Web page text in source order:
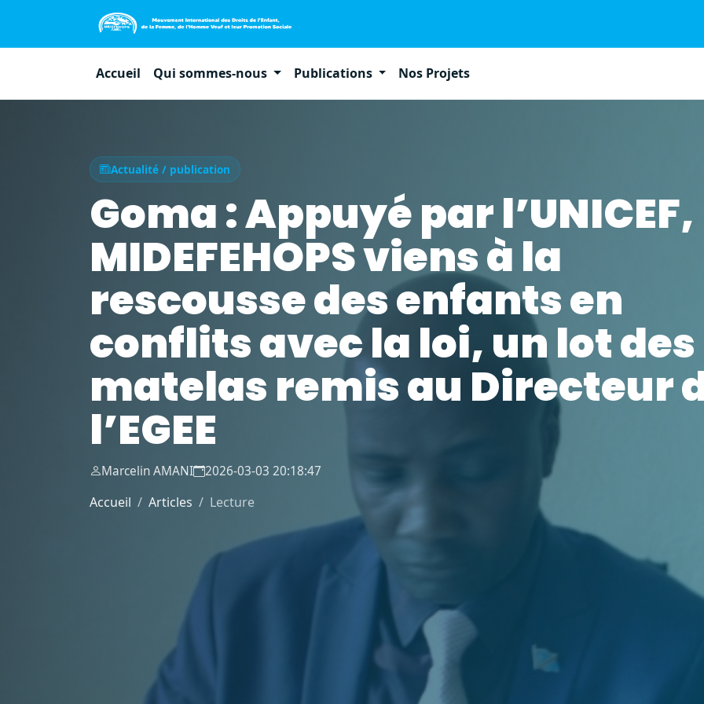
Accueil Qui sommes-nous Publications Nos Projets
Actualité / publication
Goma : Appuyé par l’UNICEF,
MIDEFEHOPS viens à la
rescousse des enfants en
conflits avec la loi, un lot des
matelas remis au Directeur
l’EGEE
Marcelin AMANI 2026-03-03 20:18:47
Accueil Articles Lecture